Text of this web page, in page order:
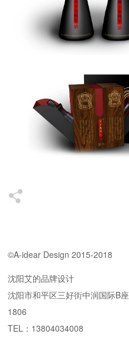
©A-idear Design 2015-2018
沈阳艾的品牌设计
沈阳市和平区三好街中润国际B座
1806
TEL：13804034008